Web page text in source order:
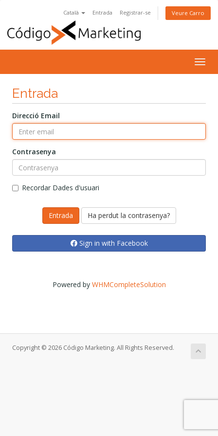
Català Entrada Registrar-se Veure Carro
Entrada
Direcció Email
Contrasenya
Recordar Dades d'usuari
Ha perdut la contrasenya?
Sign in with Facebook
Powered by WHMCompleteSolution
Copyright © 2026 Código Marketing. All Rights Reserved.